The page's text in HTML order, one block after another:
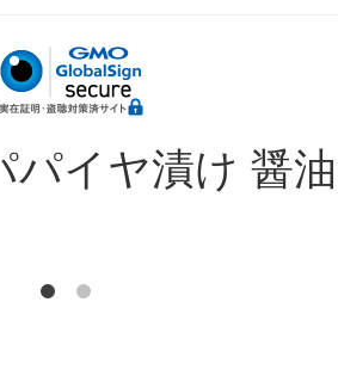
パイヤ漬け 醤油